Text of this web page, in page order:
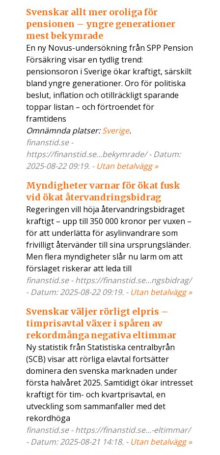
Svenskar allt mer oroliga för
pensionen – yngre generationer
mest bekymrade
En ny Novus-undersökning från SPP Pension
Försäkring visar en tydlig trend:
pensionsoron i Sverige ökar kraftigt, särskilt
bland yngre generationer. Oro för politiska
beslut, inflation och otillräckligt sparande
toppar listan – och förtroendet för
framtidens
Omnämnda platser:Sverige.
finanstid.se -
https://finanstid.se...bekymrade/ - Datum:
2025-08-22 09:19. - Utan betalvägg »
Myndigheter varnar för ökat fusk
vid ökat återvandringsbidrag
Regeringen vill höja återvandringsbidraget
kraftigt – upp till 350 000 kronor per vuxen –
för att underlätta för asylinvandrare som
frivilligt återvänder till sina ursprungsländer.
Men flera myndigheter slår nu larm om att
förslaget riskerar att leda till
finanstid.se - https://finanstid.se...ngsbidrag/
- Datum: 2025-08-22 09:19. - Utan betalvägg »
Svenskar väljer rörligt elpris –
timprisavtal växer i spåren av
rekordmånga negativa eltimmar
Ny statistik från Statistiska centralbyrån
(SCB) visar att rörliga elavtal fortsätter
dominera den svenska marknaden under
första halvåret 2025. Samtidigt ökar intresset
kraftigt för tim- och kvartprisavtal, en
utveckling som sammanfaller med det
rekordhöga
finanstid.se - https://finanstid.se...-eltimmar/
- Datum: 2025-08-21 14:18. - Utan betalvägg »